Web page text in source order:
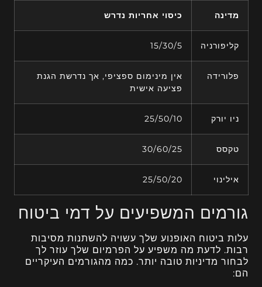
מדינה כיסוי אחריות נדרש
קליפורניה 15/30/5
פלורידה
אין מינימום ספציפי, אך נדרשת הגנת
פציעה אישית
ניו יורק 25/50/10
טקסס 30/60/25
אילינוי 25/50/20
גורמים המשפיעים על דמי ביטוח
עלות ביטוח האופנוע שלך עשויה להשתנות מסיבות
רבות. לדעת מה משפיע על הפרמיום שלך עוזר לך
לבחור מדיניות טובה יותר. כמה מהגורמים העיקריים
הם: